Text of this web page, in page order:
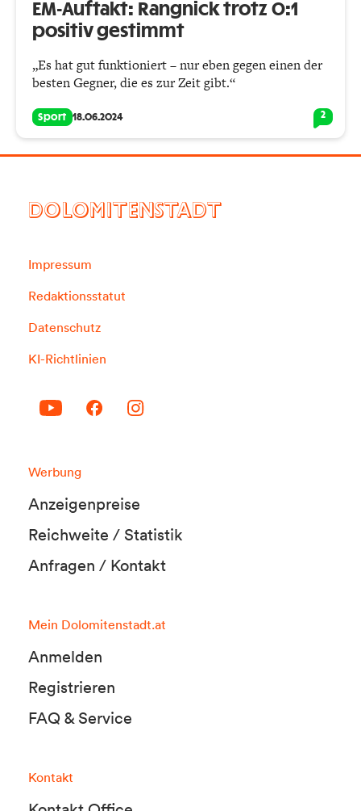
EM-Auftakt: Rangnick trotz 0:1
positiv gestimmt
„Es hat gut funktioniert – nur eben gegen einen der
besten Gegner, die es zur Zeit gibt.“
Sport 18.06.2024 2
DOLOMITENSTADT
Impressum
Redaktionsstatut
Datenschutz
KI-Richtlinien
Werbung
Anzeigenpreise
Reichweite / Statistik
Anfragen / Kontakt
Mein Dolomitenstadt.at
Anmelden
Registrieren
FAQ & Service
Kontakt